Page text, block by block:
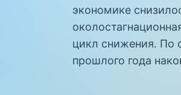
экономике
цикл снижения. По
прошлого года